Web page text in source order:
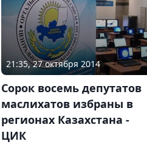
21:35, 27 октября 2014
Сорок восемь депутатов
маслихатов избраны в
регионах Казахстана -
ЦИК